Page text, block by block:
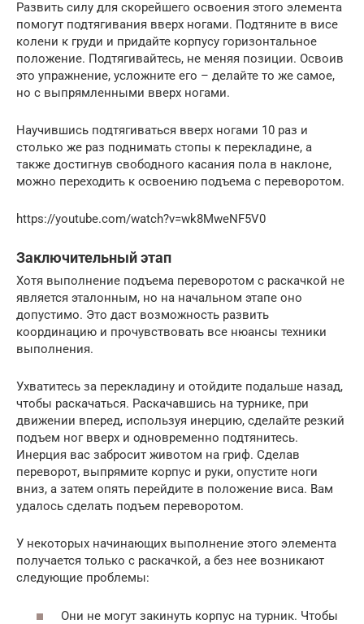
Развить силу для скорейшего освоения этого элемента
помогут подтягивания вверх ногами. Подтяните в висе
колени к груди и придайте корпусу горизонтальное
положение. Подтягивайтесь, не меняя позиции. Освоив
это упражнение, усложните его – делайте то же самое,
но с выпрямленными вверх ногами.
Научившись подтягиваться вверх ногами 10 раз и
столько же раз поднимать стопы к перекладине, а
также достигнув свободного касания пола в наклоне,
можно переходить к освоению подъема с переворотом.
https://youtube.com/watch?v=wk8MweNF5V0
Заключительный этап
Хотя выполнение подъема переворотом с раскачкой не
является эталонным, но на начальном этапе оно
допустимо. Это даст возможность развить
координацию и прочувствовать все нюансы техники
выполнения.
Ухватитесь за перекладину и отойдите подальше назад,
чтобы раскачаться. Раскачавшись на турнике, при
движении вперед, используя инерцию, сделайте резкий
подъем ног вверх и одновременно подтянитесь.
Инерция вас забросит животом на гриф. Сделав
переворот, выпрямите корпус и руки, опустите ноги
вниз, а затем опять перейдите в положение виса. Вам
удалось сделать подъем переворотом.
У некоторых начинающих выполнение этого элемента
получается только с раскачкой, а без нее возникают
следующие проблемы:
Они не могут закинуть корпус на турник. Чтобы